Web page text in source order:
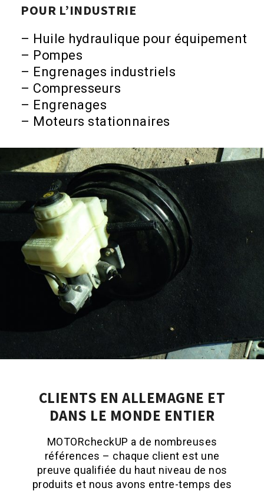
POUR L’INDUSTRIE
– Huile hydraulique pour équipement
– Pompes
– Engrenages industriels
– Compresseurs
– Engrenages
– Moteurs stationnaires
CLIENTS EN ALLEMAGNE ET
DANS LE MONDE ENTIER
MOTORcheckUP a de nombreuses
références – chaque client est une
preuve qualifiée du haut niveau de nos
produits et nous avons entre-temps des